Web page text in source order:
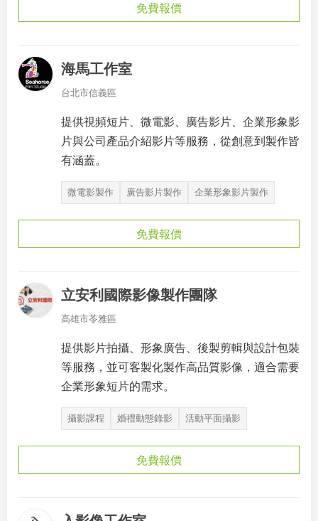
免費報價
海馬工作室
台北市信義區
提供視頻短片、微電影、廣告影片、企業形象影
片與公司產品介紹影片等服務，從創意到製作皆
有涵蓋。
微電影製作 廣告影片製作 企業形象影片製作
免費報價
立安利國際影像製作團隊
高雄市苓雅區
提供影片拍攝、形象廣告、後製剪輯與設計包裝
等服務，並可客製化製作高品質影像，適合需要
企業形象短片的需求。
攝影課程 婚禮動態錄影 活動平面攝影
免費報價